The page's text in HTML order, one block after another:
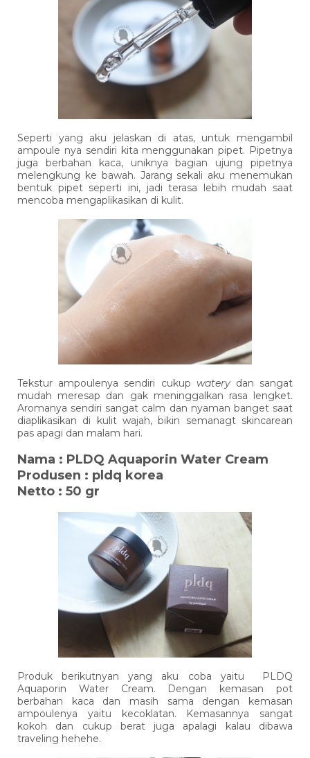
Seperti yang aku jelaskan di atas, untuk mengambil
ampoule nya sendiri kita menggunakan pipet. Pipetnya
juga berbahan kaca, uniknya bagian ujung pipetnya
melengkung ke bawah. Jarang sekali aku menemukan
bentuk pipet seperti ini, jadi terasa lebih mudah saat
mencoba mengaplikasikan di kulit.
Tekstur ampoulenya sendiri cukup waterydan sangat
mudah meresap dan gak meninggalkan rasa lengket.
Aromanya sendiri sangat calm dan nyaman banget saat
diaplikasikan di kulit wajah, bikin semanagt skincarean
pas apagi dan malam hari.
Nama : PLDQ Aquaporin Water Cream
Produsen : pldq korea
Netto : 50 gr
Produk berikutnyan yang aku coba yaitu PLDQ
Aquaporin Water Cream. Dengan kemasan pot
berbahan kaca dan masih sama dengan kemasan
ampoulenya yaitu kecoklatan. Kemasannya sangat
kokoh dan cukup berat juga apalagi kalau dibawa
traveling hehehe.